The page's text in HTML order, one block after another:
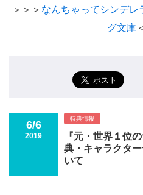
＞＞＞ なんちゃってシンデレ
グ文庫
6/6
2019
特典情報
『元・世界１位
典・キャラクタ
いて